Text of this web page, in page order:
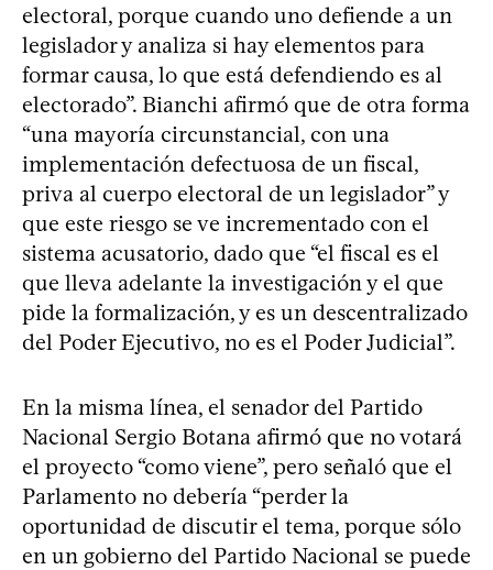
electoral, porque cuando uno defiende a un
legislador y analiza si hay elementos para
formar causa, lo que está defendiendo es al
electorado”. Bianchi afirmó que de otra forma
“una mayoría circunstancial, con una
implementación defectuosa de un fiscal,
priva al cuerpo electoral de un legislador” y
que este riesgo se ve incrementado con el
sistema acusatorio, dado que “el fiscal es el
que lleva adelante la investigación y el que
pide la formalización, y es un descentralizado
del Poder Ejecutivo, no es el Poder Judicial”.
En la misma línea, el senador del Partido
Nacional Sergio Botana afirmó que no votará
el proyecto “como viene”, pero señaló que el
Parlamento no debería “perder la
oportunidad de discutir el tema, porque sólo
en un gobierno del Partido Nacional se puede